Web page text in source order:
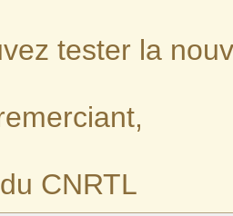
tester la
CNRTL